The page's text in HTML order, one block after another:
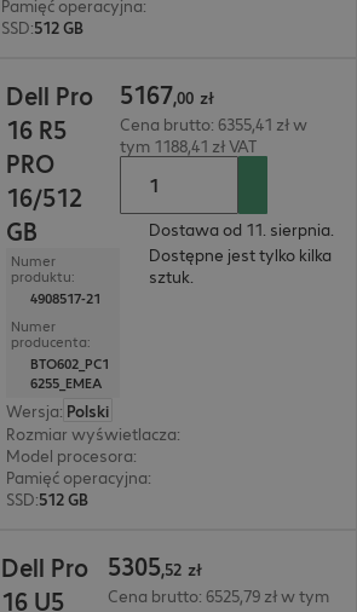
Pamięć operacyjna:
SSD:512 GB
Dell Pro
16 R5
PRO
16/512
GB
Numer
produktu:
4908517-21
Numer
producenta:
BTO602_PC1
6255_EMEA
Wersja: Polski
Rozmiar wyświetlacza:
Model procesora:
Pamięć operacyjna:
SSD:512 GB
5167,00 zł
Cena brutto: 6355,41 zł w
tym 1188,41 zł VAT
Dostawa od 11. sierpnia.
Dostępne jest tylko kilka
sztuk.
Dell Pro
16 U5
5305,52 zł
Cena brutto: 6525,79 zł w tym